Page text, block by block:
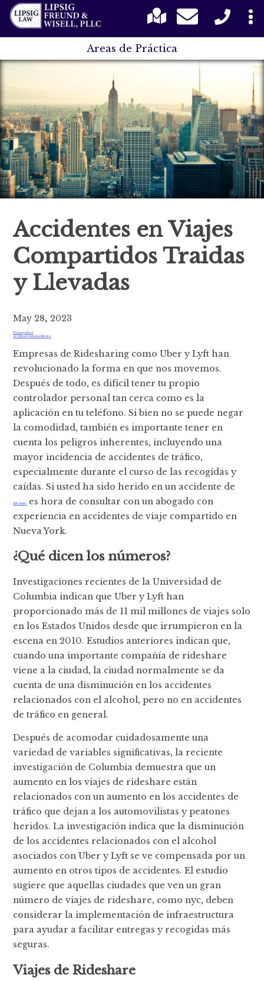
Areas de Práctica
Accidentes en Viajes
Compartidos Traidas
y Llevadas
May 28, 2023
Uncategorized
Accidente Automovilistico
Empresas de Ridesharing como Uber y Lyft han
revolucionado la forma en que nos movemos.
Después de todo, es difícil tener tu propio
controlador personal tan cerca como es la
aplicación en tu teléfono. Si bien no se puede negar
la comodidad, también es importante tener en
cuenta los peligros inherentes, incluyendo una
mayor incidencia de accidentes de tráfico,
especialmente durante el curso de las recogidas y
caídas. Si usted ha sido herido en un accidente de
rideshare,
es hora de consultar con un abogado con
experiencia en accidentes de viaje compartido en
Nueva York.
¿Qué dicen los números?
Investigaciones recientes de la Universidad de
Columbia indican que Uber y Lyft han
proporcionado más de 11 mil millones de viajes solo
en los Estados Unidos desde que irrumpieron en la
escena en 2010. Estudios anteriores indican que,
cuando una importante compañía de rideshare
viene a la ciudad, la ciudad normalmente se da
cuenta de una disminución en los accidentes
relacionados con el alcohol, pero no en accidentes
de tráfico en general.
Después de acomodar cuidadosamente una
variedad de variables significativas, la reciente
investigación de Columbia demuestra que un
aumento en los viajes de rideshare están
relacionados con un aumento en los accidentes de
tráfico que dejan a los automovilistas y peatones
heridos. La investigación indica que la disminución
de los accidentes relacionados con el alcohol
asociados con Uber y Lyft se ve compensada por un
aumento en otros tipos de accidentes. El estudio
sugiere que aquellas ciudades que ven un gran
número de viajes de rideshare, como nyc, deben
considerar la implementación de infraestructura
para ayudar a facilitar entregas y recogidas más
seguras.
Viajes de Rideshare